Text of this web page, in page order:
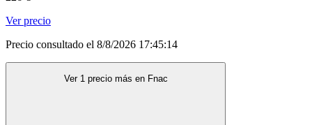
Ver precio
Precio consultado el 8/8/2026 17:45:14
Ver 1 precio más en Fnac